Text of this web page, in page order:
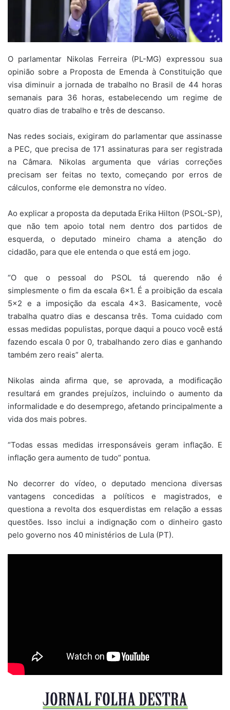
O parlamentar Nikolas Ferreira (PL-MG) expressou sua
opinião sobre a Proposta de Emenda à Constituição que
visa diminuir a jornada de trabalho no Brasil de 44 horas
semanais para 36 horas, estabelecendo um regime de
quatro dias de trabalho e três de descanso.
Nas redes sociais, exigiram do parlamentar que assinasse
a PEC, que precisa de 171 assinaturas para ser registrada
na Câmara. Nikolas argumenta que várias correções
precisam ser feitas no texto, começando por erros de
cálculos, conforme ele demonstra no vídeo.
Ao explicar a proposta da deputada Erika Hilton (PSOL-SP),
que não tem apoio total nem dentro dos partidos de
esquerda, o deputado mineiro chama a atenção do
cidadão, para que ele entenda o que está em jogo.
“O que o pessoal do PSOL tá querendo não é
simplesmente o fim da escala 6×1. É a proibição da escala
5×2 e a imposição da escala 4×3. Basicamente, você
trabalha quatro dias e descansa três. Toma cuidado com
essas medidas populistas, porque daqui a pouco você está
fazendo escala 0 por 0, trabalhando zero dias e ganhando
também zero reais” alerta.
Nikolas ainda afirma que, se aprovada, a modificação
resultará em grandes prejuízos, incluindo o aumento da
informalidade e do desemprego, afetando principalmente a
vida dos mais pobres.
“Todas essas medidas irresponsáveis geram inflação. E
inflação gera aumento de tudo” pontua.
No decorrer do vídeo, o deputado menciona diversas
vantagens concedidas a políticos e magistrados, e
questiona a revolta dos esquerdistas em relação a essas
questões. Isso inclui a indignação com o dinheiro gasto
pelo governo nos 40 ministérios de Lula (PT).